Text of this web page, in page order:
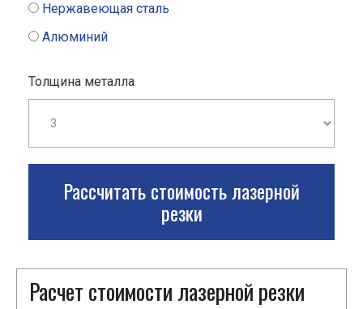
Нержавеющая сталь
Алюминий
Толщина металла
Рассчитать стоимость лазерной
резки
Расчет стоимости лазерной резки